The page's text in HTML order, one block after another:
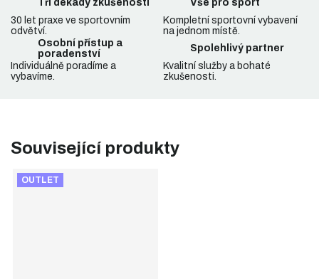
Tři dekády zkušeností
30 let praxe ve sportovním
odvětví.
Vše pro sport
Kompletní sportovní vybavení
na jednom místě.
Osobní přístup a
poradenství
Individuálně poradíme a
vybavíme.
Spolehlivý partner
Kvalitní služby a bohaté
zkušenosti.
Související produkty
OUTLET